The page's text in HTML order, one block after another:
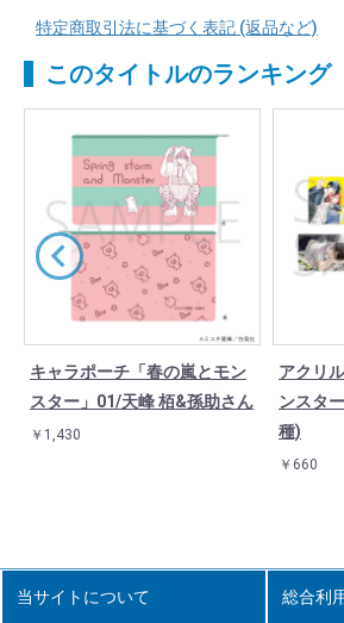
特定商取引法に基づく表記 (返品など)
このタイトルのランキング
キャラポーチ「春の嵐とモン
スター」01/天峰 栢&孫助さん
￥1,430
アクリ
ンスタ
種)
￥660
当サイトについて 総合利